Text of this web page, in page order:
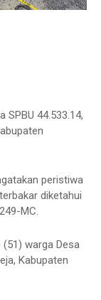
SPBU 44.533.14,
peristiwa
diketahui
MC.
warga Desa
Kabupaten